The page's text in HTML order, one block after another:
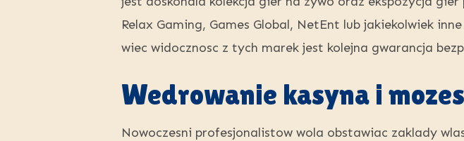
Relax Gaming, Games Global, NetEnt lub jakiekolwiek
wiec widocznosc z tych marek jest kolejna gwarancja
Wedrowanie kasyna i
Nowoczesni profesjonalistow wola obstawiac zaklady